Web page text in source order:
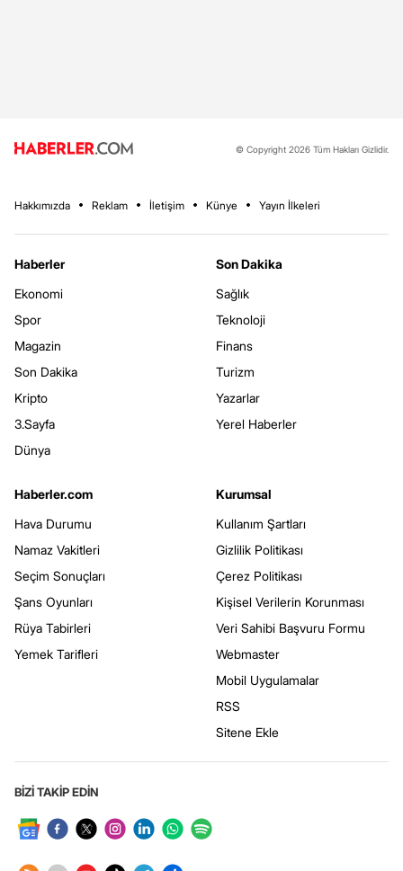
© Copyright 2026 Tüm Hakları Gizlidir.
Hakkımızda Reklam İletişim Künye Yayın İlkeleri
Haberler
Ekonomi
Spor
Magazin
Son Dakika
Kripto
3.Sayfa
Dünya
Son Dakika
Sağlık
Teknoloji
Finans
Turizm
Yazarlar
Yerel Haberler
Haberler.com
Hava Durumu
Namaz Vakitleri
Seçim Sonuçları
Şans Oyunları
Rüya Tabirleri
Yemek Tarifleri
Kurumsal
Kullanım Şartları
Gizlilik Politikası
Çerez Politikası
Kişisel Verilerin Korunması
Veri Sahibi Başvuru Formu
Webmaster
Mobil Uygulamalar
RSS
Sitene Ekle
BİZİ TAKİP EDİN